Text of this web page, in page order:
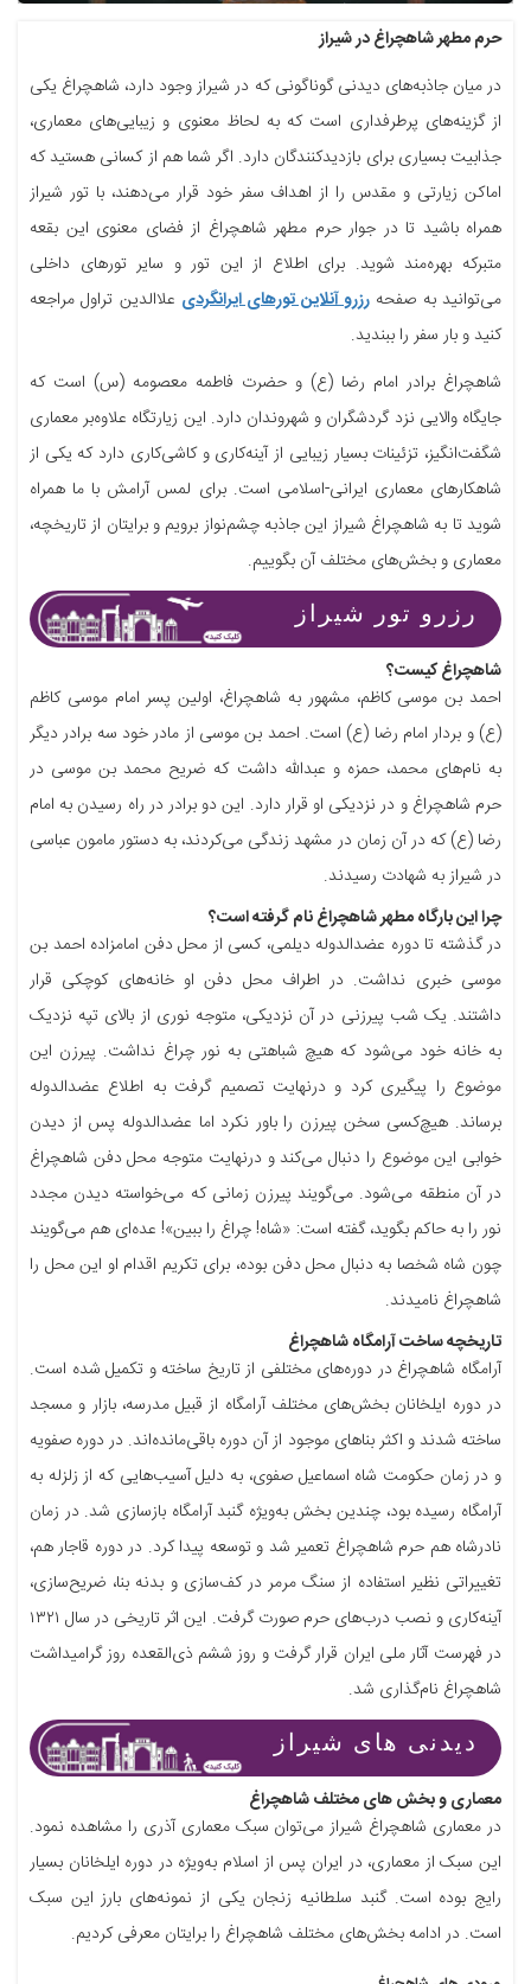
حرم مطهر شاهچراغ در شیراز
در میان جاذبه‌های دیدنی گوناگونی که در شیراز وجود دارد، شاهچراغ یکی
از گزینه‌های پرطرفداری است که به لحاظ معنوی و زیبایی‌های معماری،
جذابیت بسیاری برای بازدیدکنندگان دارد. اگر شما هم از کسانی هستید که
اماکن زیارتی و مقدس را از اهداف سفر خود قرار می‌دهند، با تور شیراز
همراه باشید تا در جوار حرم مطهر شاهچراغ از فضای معنوی این بقعه
متبرکه بهره‌مند شوید. برای اطلاع از این تور و سایر تورهای داخلی
می‌توانید به صفحه رزرو آنلاین تورهای ایرانگردی علاالدین تراول مراجعه
کنید و بار سفر را ببندید.
شاهچراغ برادر امام رضا (ع) و حضرت فاطمه معصومه (س) است که
جایگاه والایی نزد گردشگران و شهروندان دارد. این زیارتگاه علاوه‌بر معماری
شگفت‌انگیز، تزئینات بسیار زیبایی از آینه‌کاری و کاشی‌کاری دارد که یکی از
شاهکارهای معماری ایرانی-اسلامی است. برای لمس آرامش با ما همراه
شوید تا به شاهچراغ شیراز این جاذبه چشم‌نواز برویم و برایتان از تاریخچه،
معماری و بخش‌های مختلف آن بگوییم.
رزرو تور شیراز
شاهچراغ کیست؟
احمد بن موسی کاظم، مشهور به شاهچراغ، اولین پسر امام موسی کاظم
(ع) و بردار امام رضا (ع) است. احمد بن موسی از مادر خود سه برادر دیگر
به نام‌های محمد، حمزه و عبدالله داشت که ضریح محمد بن موسی در
حرم شاهچراغ و در نزدیکی او قرار دارد. این دو برادر در راه رسیدن به امام
رضا (ع) که در آن زمان در مشهد زندگی می‌کردند، به دستور مامون عباسی
در شیراز به شهادت رسیدند.
چرا این بارگاه مطهر شاهچراغ نام گرفته است؟
در گذشته تا دوره عضدالدوله دیلمی، کسی از محل دفن امامزاده احمد بن
موسی خبری نداشت. در اطراف محل دفن او خانه‌های کوچکی قرار
داشتند. یک شب پیرزنی در آن نزدیکی، متوجه نوری از بالای تپه نزدیک
به خانه خود می‌شود که هیچ شباهتی به نور چراغ نداشت. پیرزن این
موضوع را پیگیری کرد و درنهایت تصمیم گرفت به اطلاع عضدالدوله
برساند. هیچ‌کسی سخن پیرزن را باور نکرد اما عضدالدوله پس از دیدن
خوابی این موضوع را دنبال می‌کند و درنهایت متوجه محل دفن شاهچراغ
در آن منطقه می‌شود. می‌گویند پیرزن زمانی که می‌خواسته دیدن مجدد
نور را به حاکم بگوید، گفته است: «شاه! چراغ را ببین»! عده‌ای هم می‌گویند
چون شاه شخصا به دنبال محل دفن بوده، برای تکریم اقدام او این محل را
شاهچراغ نامیدند.
تاریخچه ساخت آرامگاه شاهچراغ
آرامگاه شاهچراغ در دوره‌های مختلفی از تاریخ ساخته و تکمیل شده است.
در دوره ایلخانان بخش‌های مختلف آرامگاه از قبیل مدرسه، بازار و مسجد
ساخته شدند و اکثر بناهای موجود از آن دوره باقی‌مانده‌اند. در دوره صفویه
و در زمان حکومت شاه اسماعیل صفوی، به دلیل آسیب‌هایی که از زلزله به
آرامگاه رسیده بود، چندین بخش به‌ویژه گنبد آرامگاه بازسازی شد. در زمان
نادرشاه هم حرم شاهچراغ تعمیر شد و توسعه پیدا کرد. در دوره قاجار هم،
تغییراتی نظیر استفاده از سنگ مرمر در کف‌سازی و بدنه بنا، ضریح‌سازی،
آینه‌کاری و نصب درب‌های حرم صورت گرفت. این اثر تاریخی در سال ۱۳۲۱
در فهرست آثار ملی ایران قرار گرفت و روز ششم ذی‌القعده روز گرامیداشت
شاهچراغ نام‌گذاری شد.
دیدنی های شیراز
معماری و بخش های مختلف شاهچراغ
در معماری شاهچراغ شیراز می‌توان سبک معماری آذری را مشاهده نمود.
این سبک از معماری، در ایران پس از اسلام به‌ویژه در دوره ایلخانان بسیار
رایج بوده است. گنبد سلطانیه زنجان یکی از نمونه‌های بارز این سبک
است. در ادامه بخش‌های مختلف شاهچراغ را برایتان معرفی کردیم.